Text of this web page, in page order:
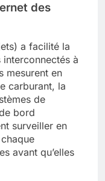
des
a facilité la
à
mesurent en
carburant, la
de
bord
surveiller en
avant qu’elles